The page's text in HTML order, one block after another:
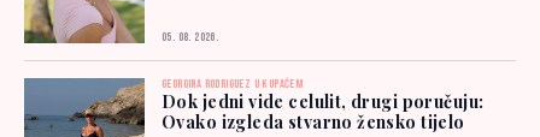
05. 08. 2026.
GEORGINA RODRIGUEZ U KUPAĆEM
Dok jedni vide celulit, drugi poručuju:
Ovako izgleda stvarno žensko tijelo